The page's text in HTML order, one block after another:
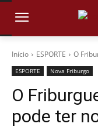
Início ESPORTE O
ESPORTE Nova Friburgo
O
pode ter